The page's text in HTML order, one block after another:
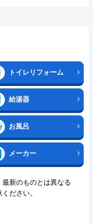
トイレリフォーム
給湯器
お風呂
メーカー
新のものとは異なる
ださい。